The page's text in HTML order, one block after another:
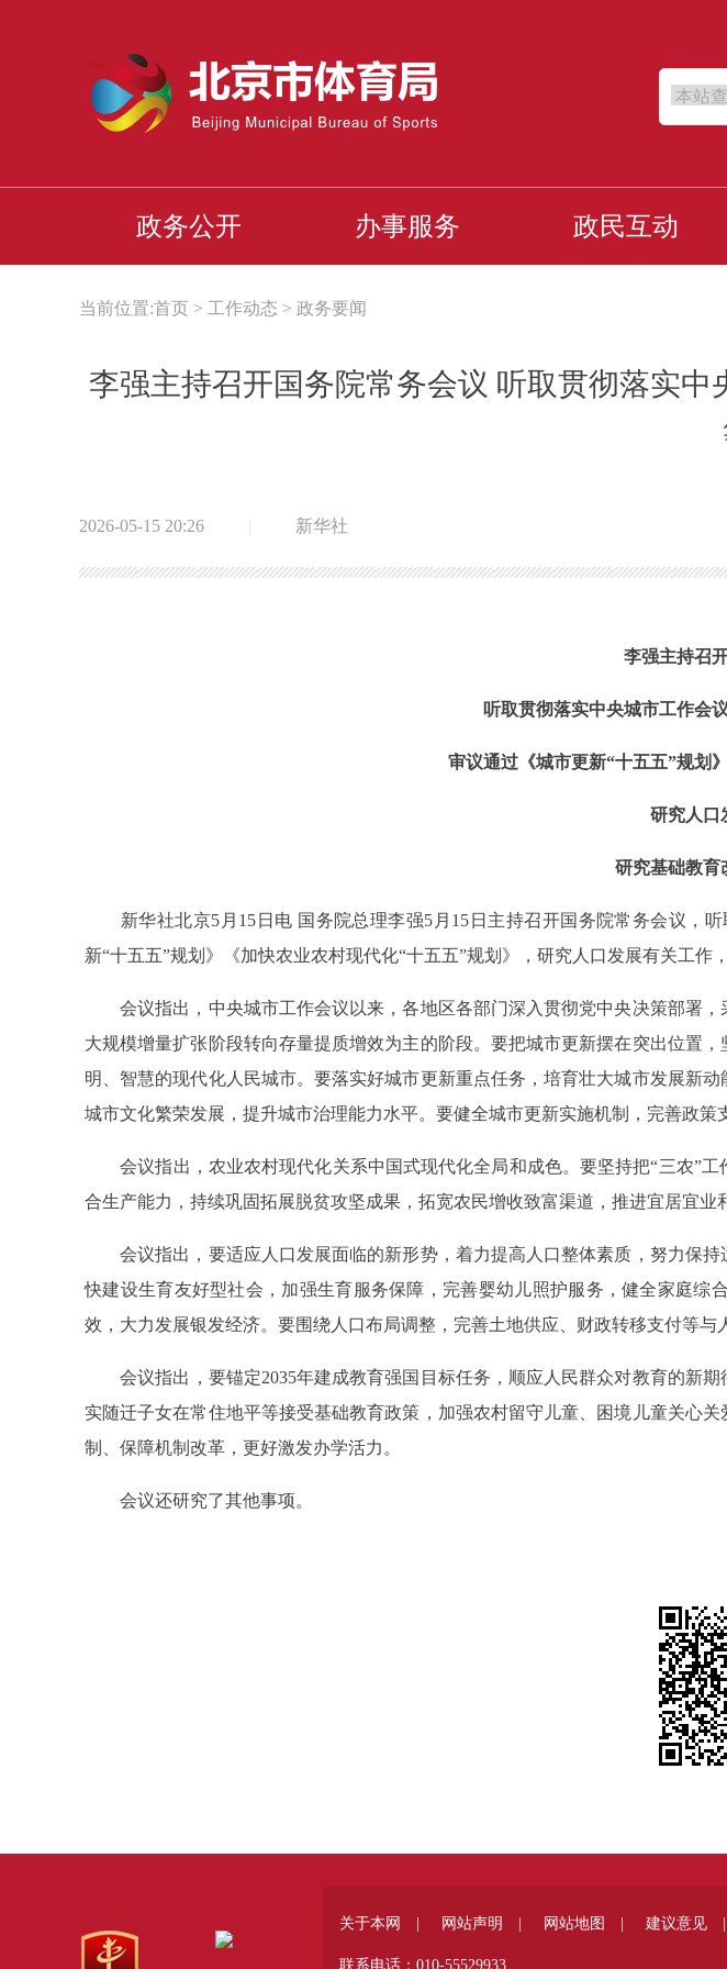
政务公开 办事服务 政民互动
当前位置:首页 > 工作动态 > 政务要闻
李强主持召开国务院常务会议 听取贯彻落实
2026-05-15 20:26 | 新华社
李强主持召
听取贯彻落实中央城市工作会
审议通过《城市更新“十五五”规划
研究人口
研究基础教育
新华社北京5月15日电 国务院总理李强5月15日主持召开国务院常务会议，
新“十五五”规划》《加快农业农村现代化“十五五”规划》，研究人口发展有关工作
会议指出，中央城市工作会议以来，各地区各部门深入贯彻党中央决策部署，
大规模增量扩张阶段转向存量提质增效为主的阶段。要把城市更新摆在突出位置
明、智慧的现代化人民城市。要落实好城市更新重点任务，培育壮大城市发展新
城市文化繁荣发展，提升城市治理能力水平。要健全城市更新实施机制，完善政策
会议指出，农业农村现代化关系中国式现代化全局和成色。要坚持把“三农”工
合生产能力，持续巩固拓展脱贫攻坚成果，拓宽农民增收致富渠道，推进宜居宜
会议指出，要适应人口发展面临的新形势，着力提高人口整体素质，努力保持
快建设生育友好型社会，加强生育服务保障，完善婴幼儿照护服务，健全家庭
效，大力发展银发经济。要围绕人口布局调整，完善土地供应、财政转移支付等与
会议指出，要锚定2035年建成教育强国目标任务，顺应人民群众对教育的新期
实随迁子女在常住地平等接受基础教育政策，加强农村留守儿童、困境儿童关心
制、保障机制改革，更好激发办学活力。
会议还研究了其他事项。
关于本网 | 网站声明 | 网站地图 | 建议意见 |
联系电话：010-55529933